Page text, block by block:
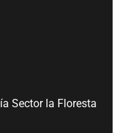
Sector la Floresta